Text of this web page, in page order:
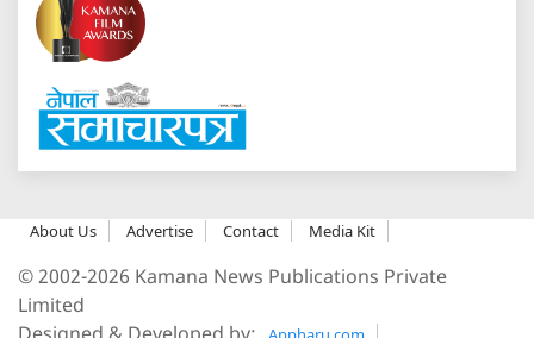
About Us Advertise Contact Media Kit
© 2002-2026 Kamana News Publications Private
Limited